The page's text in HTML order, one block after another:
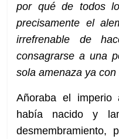
por qué de todos
precisamente el
irrefrenable de
consagrarse a una
sola amenaza ya con
Añoraba el imperio
había nacido y